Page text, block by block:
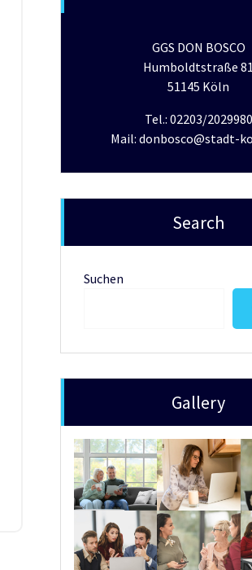
GGS DON BOSCO
Humboldtstraße 81
51145 Köln
Tel.: 02203/2029980
Mail: donbosco@stadt-
Search
Suchen
Gallery